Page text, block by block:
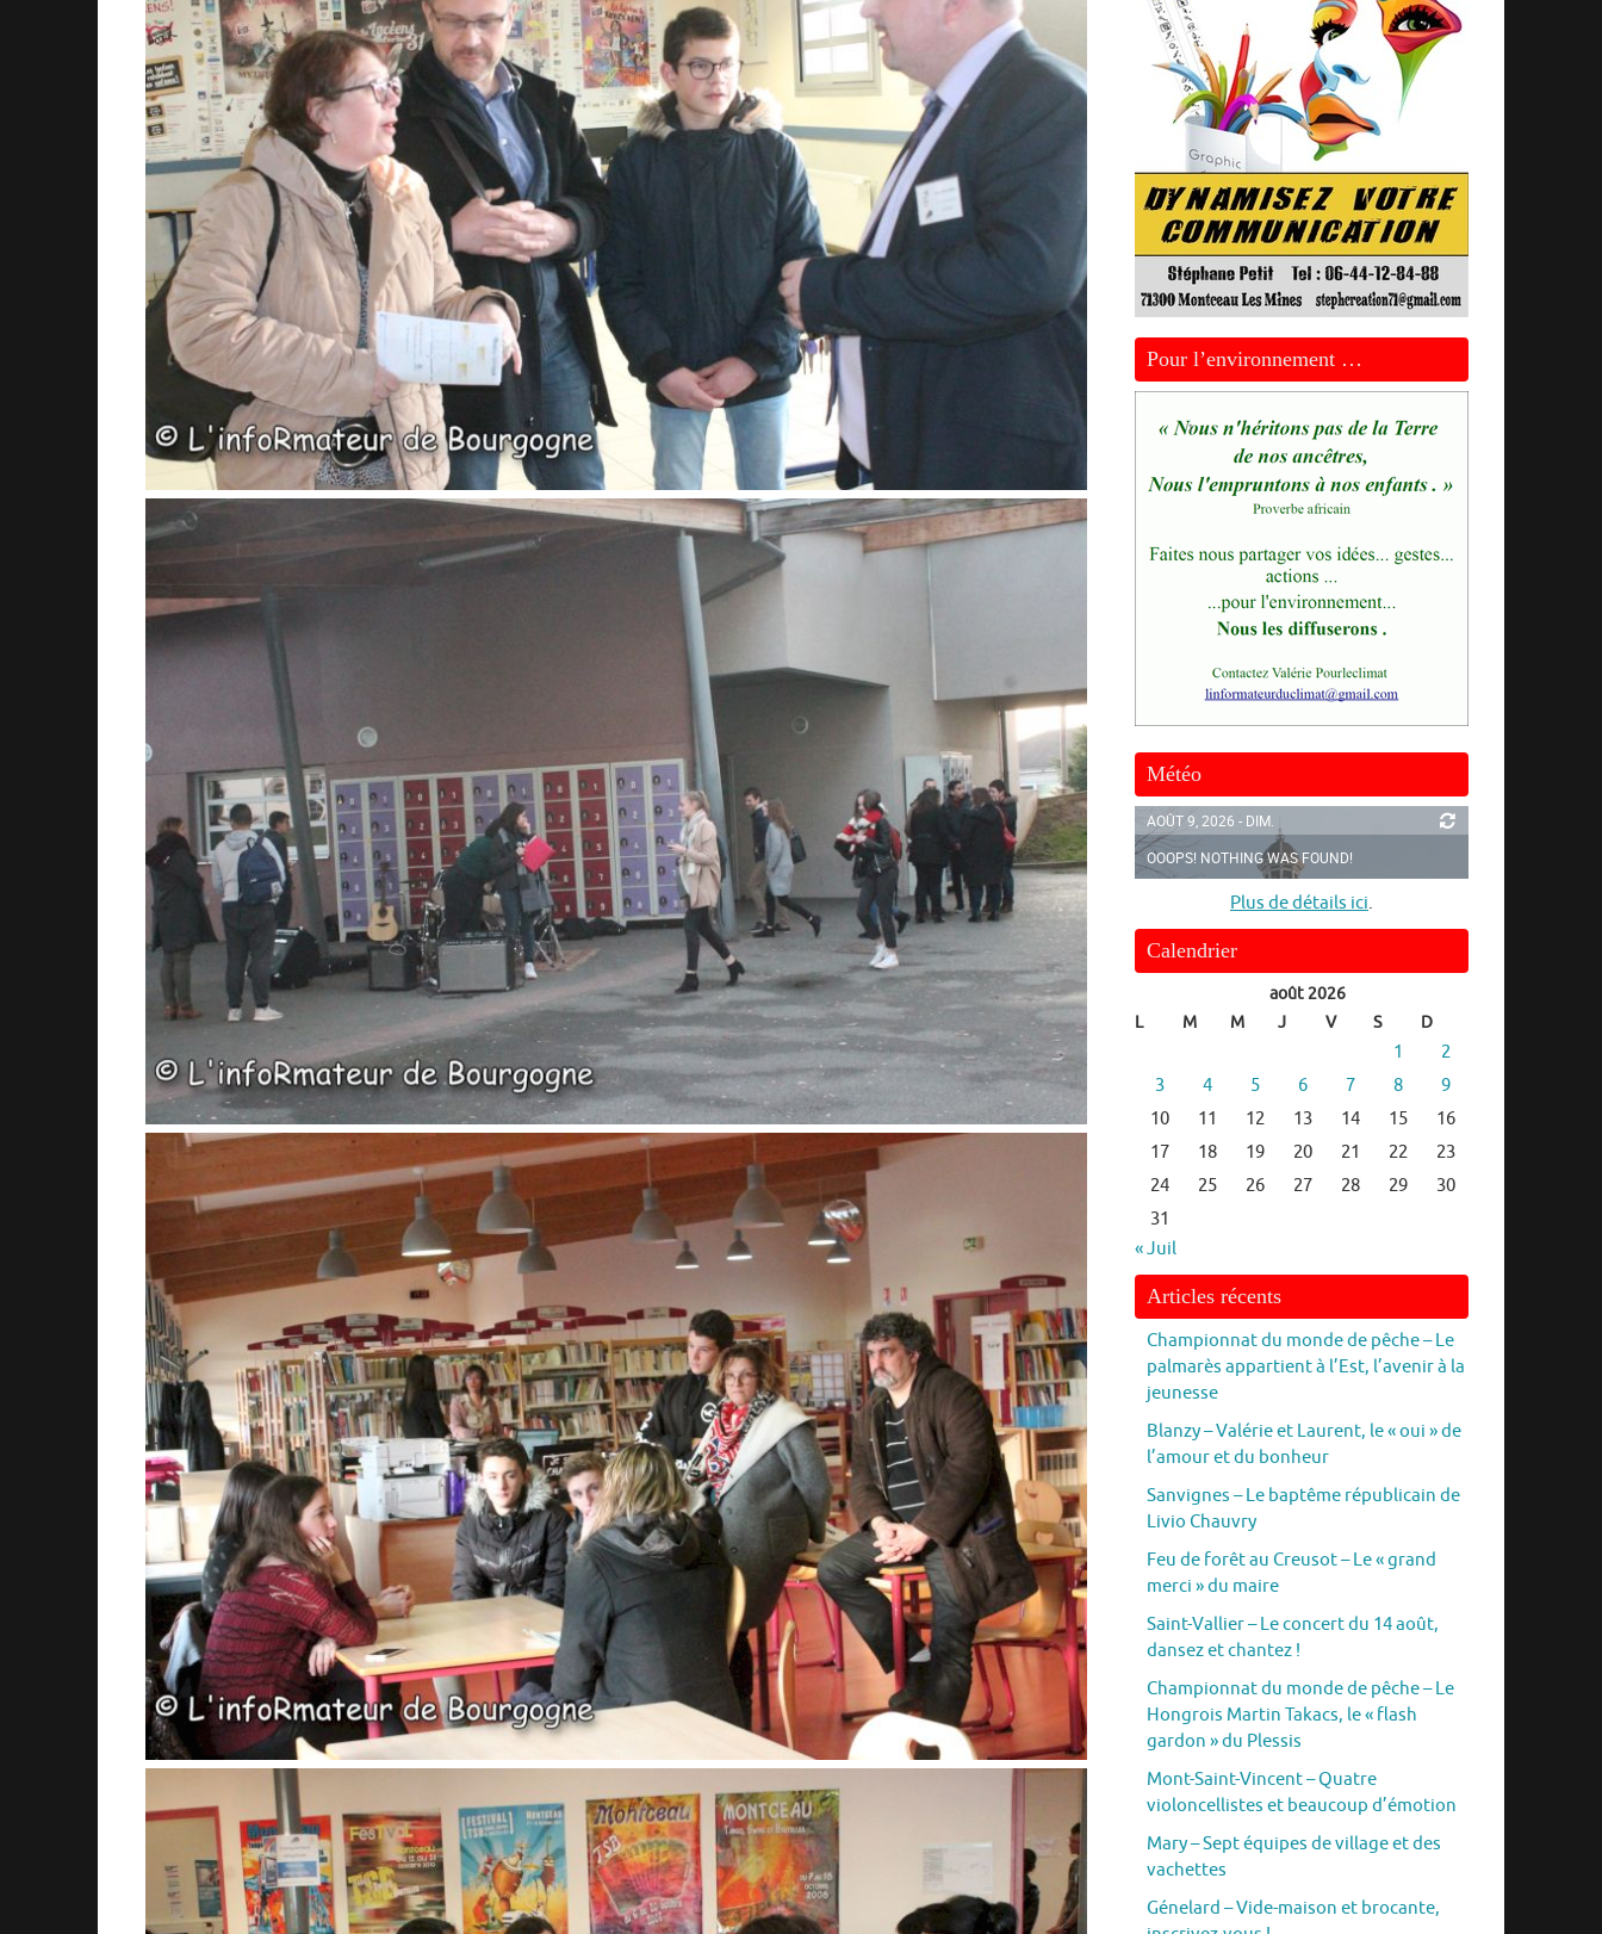
Pour l’environnement …
Météo
AOÛT 9, 2026 - DIM.
OOOPS! NOTHING WAS FOUND!
Plus de détails ici.
Calendrier
août 2026
L
M M J V S D
1
2
3
4 5 6 7 8
9
10
11 12 13 14 15
16
17
18 19 20 21 22
23
24
25 26 27 28 29
30
31
« Juil
Articles récents
Championnat du monde de pêche – Le
palmarès appartient à l’Est, l’avenir à la
jeunesse
Blanzy – Valérie et Laurent, le « oui » de
l’amour et du bonheur
Sanvignes – Le baptême républicain de
Livio Chauvry
Feu de forêt au Creusot – Le « grand
merci » du maire
Saint-Vallier – Le concert du 14 août,
dansez et chantez !
Championnat du monde de pêche – Le
Hongrois Martin Takacs, le « flash
gardon » du Plessis
Mont-Saint-Vincent – Quatre
violoncellistes et beaucoup d’émotion
Mary – Sept équipes de village et des
vachettes
Génelard – Vide-maison et brocante,